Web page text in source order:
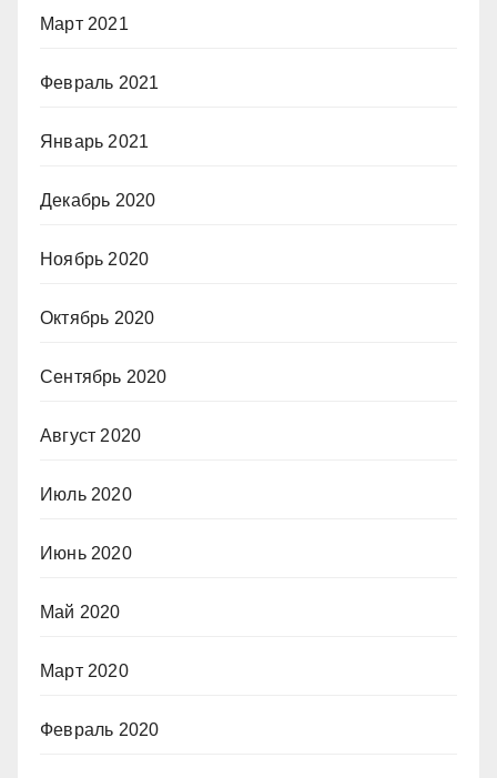
Март 2021
Февраль 2021
Январь 2021
Декабрь 2020
Ноябрь 2020
Октябрь 2020
Сентябрь 2020
Август 2020
Июль 2020
Июнь 2020
Май 2020
Март 2020
Февраль 2020